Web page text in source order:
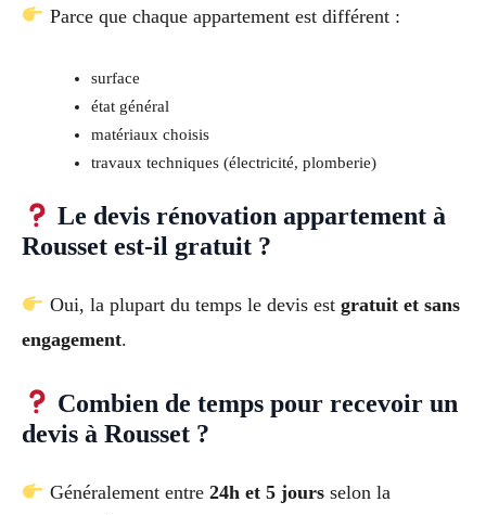
Parce que chaque appartement est différent :
surface
état général
matériaux choisis
travaux techniques (électricité, plomberie)
Le devis rénovation appartement à
Rousset est-il gratuit ?
Oui, la plupart du temps le devis est gratuit et sans
engagement.
Combien de temps pour recevoir un
devis à Rousset ?
Généralement entre 24h et 5 joursselon la